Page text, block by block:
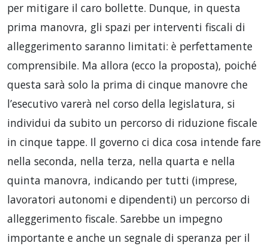
per mitigare il caro bollette. Dunque, in questa
prima manovra, gli spazi per interventi fiscali di
alleggerimento saranno limitati: è perfettamente
comprensibile. Ma allora (ecco la proposta), poiché
questa sarà solo la prima di cinque manovre che
l’esecutivo varerà nel corso della legislatura, si
individui da subito un percorso di riduzione fiscale
in cinque tappe. Il governo ci dica cosa intende fare
nella seconda, nella terza, nella quarta e nella
quinta manovra, indicando per tutti (imprese,
lavoratori autonomi e dipendenti) un percorso di
alleggerimento fiscale. Sarebbe un impegno
importante e anche un segnale di speranza per il